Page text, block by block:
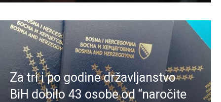
Za tri i po godine državljanstvo
BiH dobilo 43 osobe od “naročite